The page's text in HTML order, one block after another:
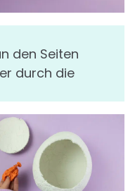
den Seiten
durch die